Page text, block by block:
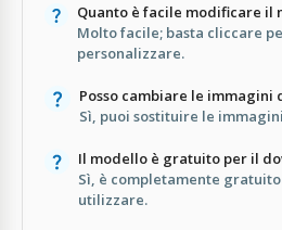
Quanto è facile modificare il
Molto facile; basta cliccare
personalizzare.
Posso cambiare le immagini
Sì, puoi sostituire le
Il modello è gratuito per il
Sì, è completamente
utilizzare.